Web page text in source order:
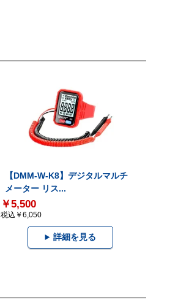
【DMM-W-K8】デジタルマルチ
メーター リス...
￥5,500
税込￥6,050
詳細を見る